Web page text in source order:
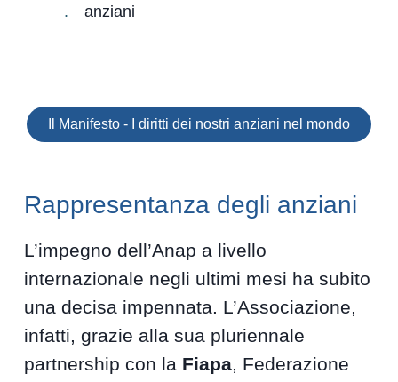
anziani
Il Manifesto - I diritti dei nostri anziani nel mondo
Rappresentanza degli anziani
L’impegno dell’Anap a livello
internazionale negli ultimi mesi ha subito
una decisa impennata. L’Associazione,
infatti, grazie alla sua pluriennale
partnership con la Fiapa, Federazione